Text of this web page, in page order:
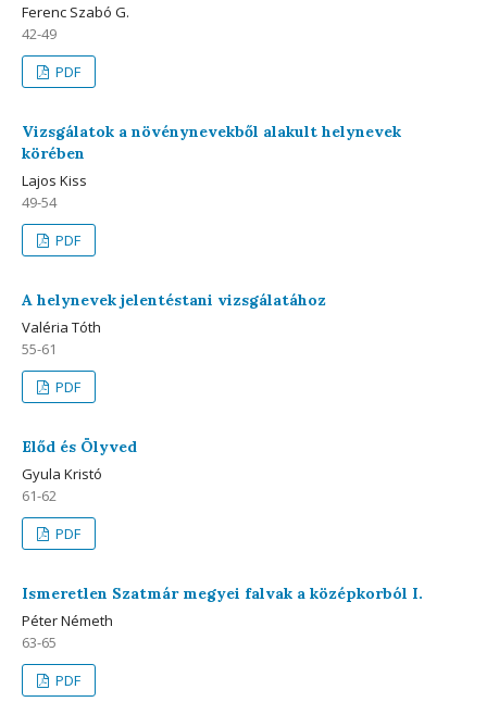
Ferenc Szabó G.
42-49
PDF
Vizsgálatok a növénynevekből alakult helynevek
körében
Lajos Kiss
49-54
PDF
A helynevek jelentéstani vizsgálatához
Valéria Tóth
55-61
PDF
Előd és Ölyved
Gyula Kristó
61-62
PDF
Ismeretlen Szatmár megyei falvak a középkorból I.
Péter Németh
63-65
PDF